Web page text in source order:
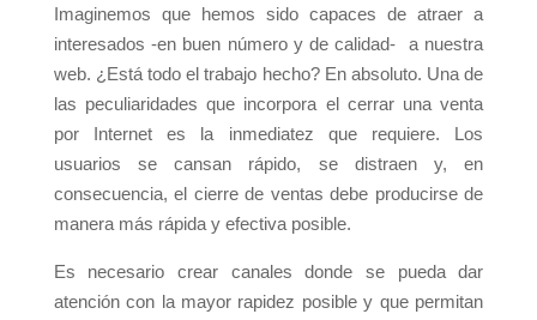
Imaginemos que hemos sido capaces de atraer a
interesados -en buen número y de calidad- a nuestra
web. ¿Está todo el trabajo hecho? En absoluto. Una de
las peculiaridades que incorpora el cerrar una venta
por Internet es la inmediatez que requiere. Los
usuarios se cansan rápido, se distraen y, en
consecuencia, el cierre de ventas debe producirse de
manera más rápida y efectiva posible.
Es necesario crear canales donde se pueda dar
atención con la mayor rapidez posible y que permitan